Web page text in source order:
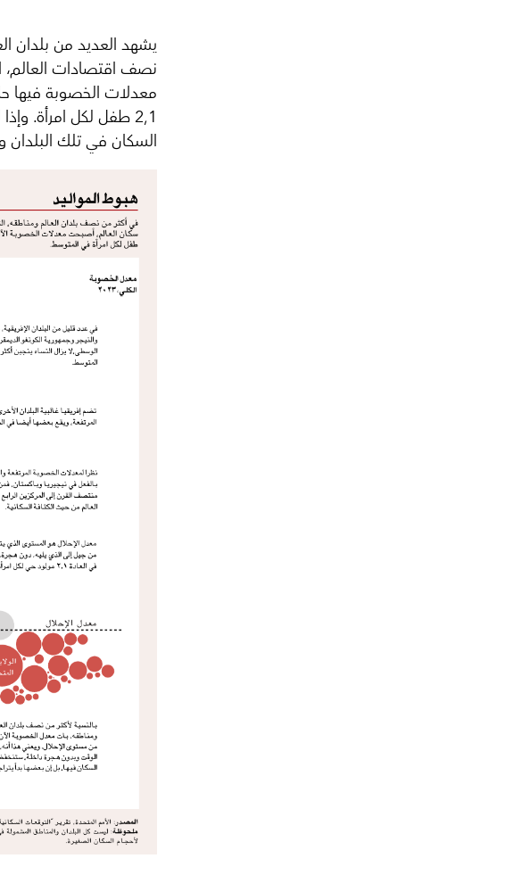
يشهد العديد من بلدان
نصف اقتصادات العالم،
معدلات الخصوبة فيها
2,1 طفل لكل امرأة.
السكان في تلك